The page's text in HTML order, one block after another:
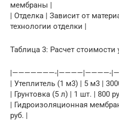
мембраны |
| Отделка | Зависит от
технологии отделки |
Таблица 3: Расчет стоимости
|———————-|————|————-
| Утеплитель (1 м3) | 5 м3 |
| Грунтовка (5 л) | 1 шт. | 800
| Гидроизоляционная
руб. |